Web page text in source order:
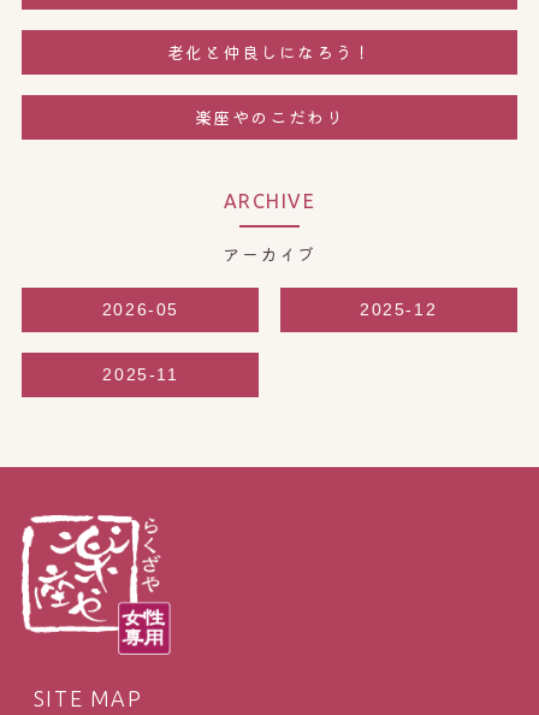
老化と仲良しになろう！
楽座やのこだわり
ARCHIVE
アーカイブ
2026-05 2025-12
2025-11
SITE MAP